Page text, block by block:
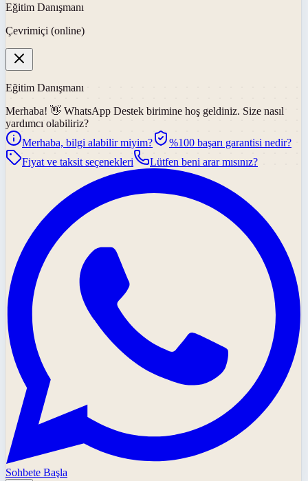
Eğitim Danışmanı
Çevrimiçi (online)
Eğitim Danışmanı
Merhaba! 👋 WhatsApp Destek birimine hoş geldiniz. Size nasıl
yardımcı olabiliriz?
Merhaba, bilgi alabilir miyim?
%100 başarı garantisi nedir?
Fiyat ve taksit seçenekleri
Lütfen beni arar mısınız?
Sohbete Başla